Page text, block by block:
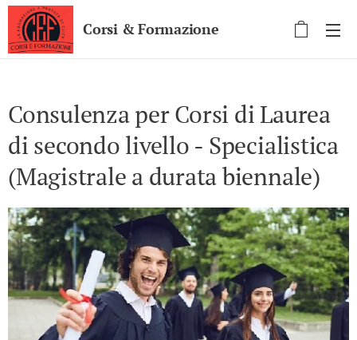
Corsi & Formazione
Consulenza per Corsi di Laurea
di secondo livello - Specialistica
(Magistrale a durata biennale)